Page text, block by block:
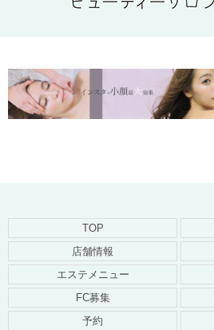
TOP
店舗情報
エステメニュー
FC募集
予約